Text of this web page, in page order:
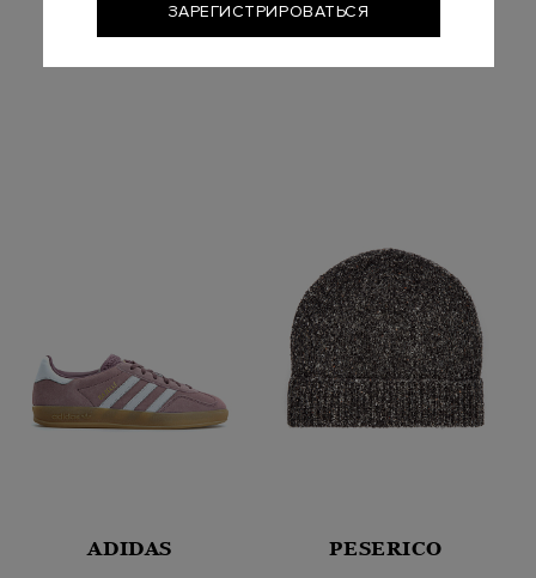
ADIDAS PESERICO
ЗАРЕГИСТРИРОВАТЬСЯ